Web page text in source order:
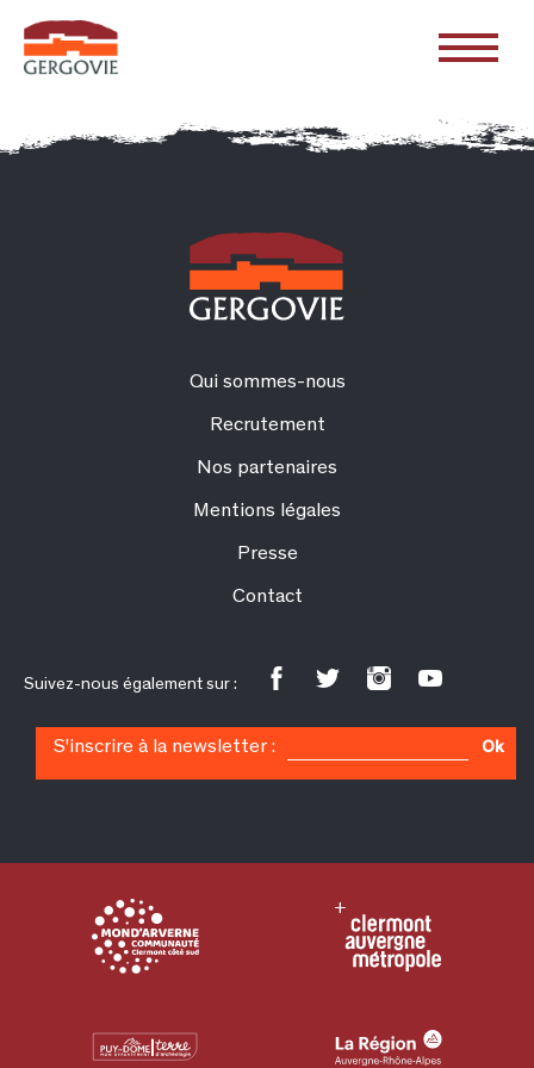
Qui sommes-nous
Recrutement
Nos partenaires
Mentions légales
Presse
Contact
Suivez-nous également sur :
S'inscrire à la newsletter : Ok